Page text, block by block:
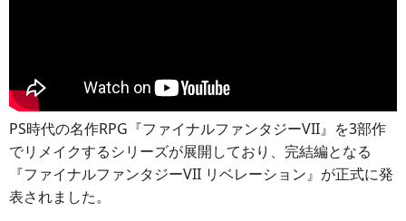
PS時代の名作RPG『ファイナルファンタジーVII』を3部作
でリメイクするシリーズが展開しており、完結編となる
『ファイナルファンタジーVII リベレーション』が正式に発
表されました。